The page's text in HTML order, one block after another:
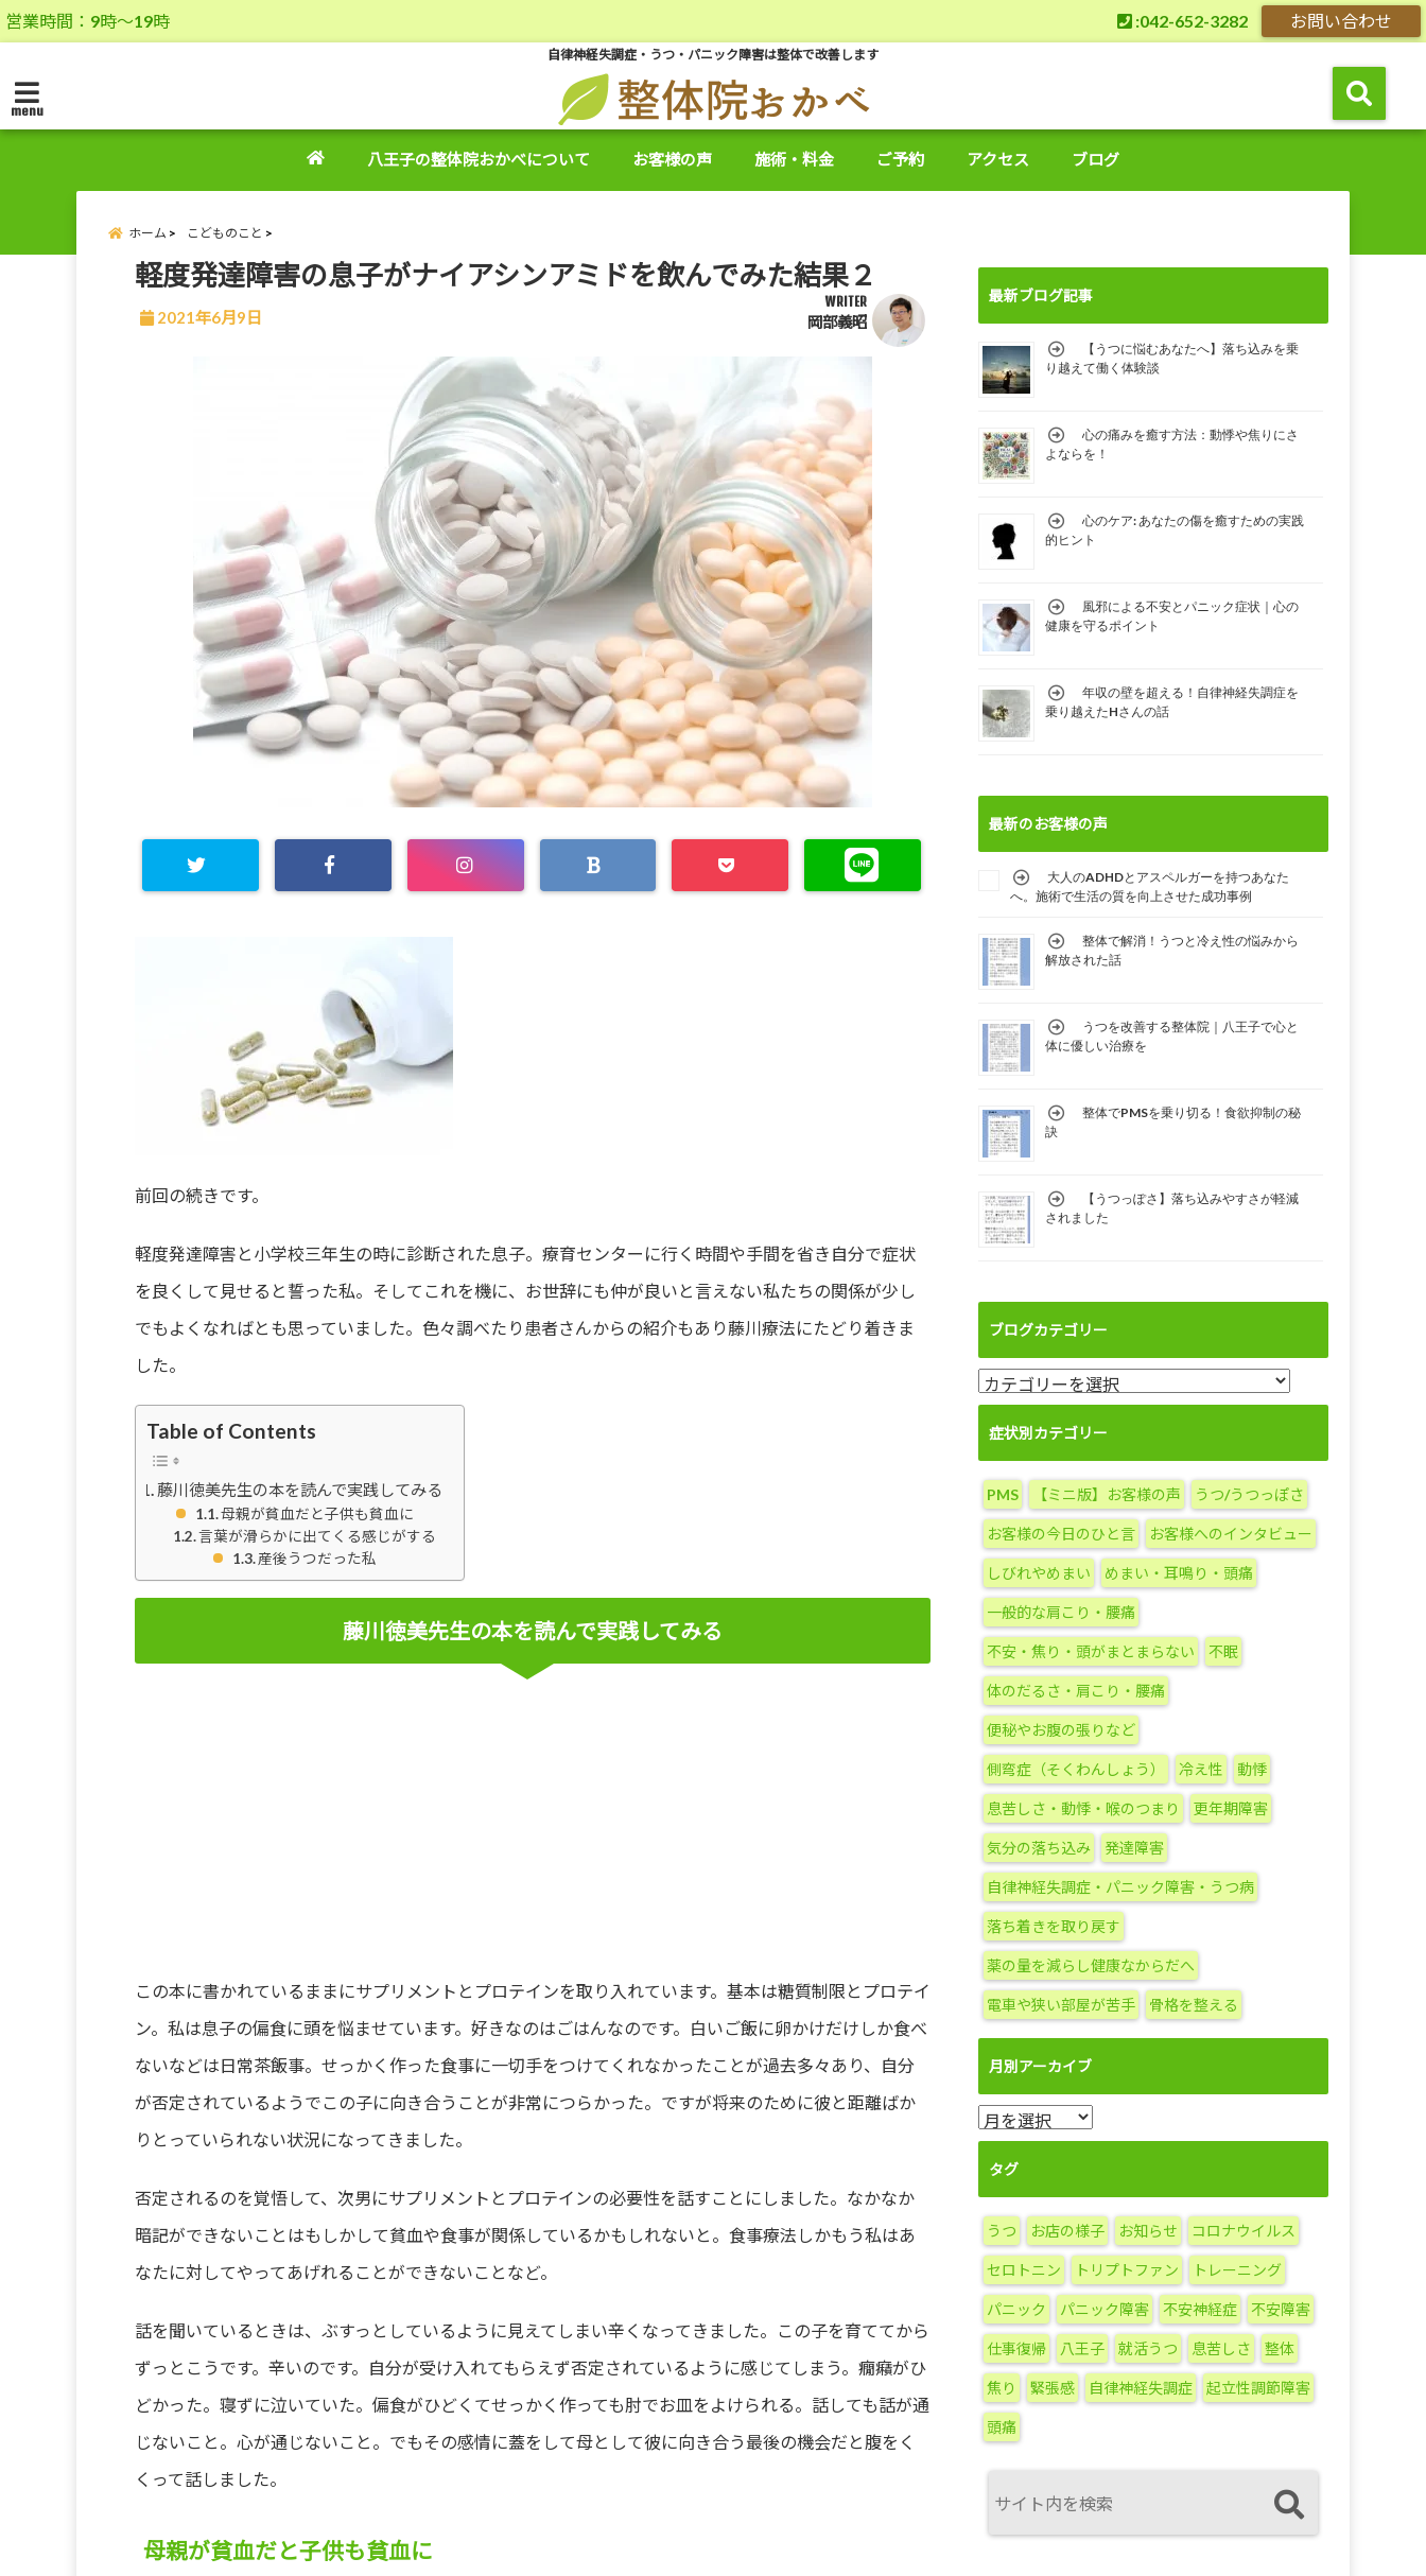
営業時間：9時～19時 お問い合わせ
:042-652-3282
自律神経失調症・うつ・パニック障害は整体で改善します
menu
八王子の整体院おかべについて お客様の声 施術・料金 ご予約 アクセス ブログ
ホーム こどものこと
軽度発達障害の息子がナイアシンアミドを飲んでみた結果２
2021年6月9日
WRITER
岡部義昭
前回の続きです。
軽度発達障害と小学校三年生の時に診断された息子。療育センターに行く時間や手間を省き自分で症状
を良くして見せると誓った私。そしてこれを機に、お世辞にも仲が良いと言えない私たちの関係が少し
でもよくなればとも思っていました。色々調べたり患者さんからの紹介もあり藤川療法にたどり着きま
した。
Table of Contents
藤川徳美先生の本を読んで実践してみる
母親が貧血だと子供も貧血に
言葉が滑らかに出てくる感じがする
産後うつだった私
藤川徳美先生の本を読んで実践してみる
この本に書かれているままにサプリメントとプロテインを取り入れています。基本は糖質制限とプロテイ
ン。私は息子の偏食に頭を悩ませています。好きなのはごはんなのです。白いご飯に卵かけだけしか食べ
ないなどは日常茶飯事。せっかく作った食事に一切手をつけてくれなかったことが過去多々あり、自分
が否定されているようでこの子に向き合うことが非常につらかった。ですが将来のために彼と距離ばか
りとっていられない状況になってきました。
否定されるのを覚悟して、次男にサプリメントとプロテインの必要性を話すことにしました。なかなか
暗記ができないことはもしかして貧血や食事が関係しているかもしれないと。食事療法しかもう私はあ
なたに対してやってあげれることができないことなど。
話を聞いているときは、ぶすっとしているように見えてしまい辛くなってきました。この子を育ててから
ずっとこうです。辛いのです。自分が受け入れてもらえず否定されているように感じてしまう。癇癪がひ
どかった。寝ずに泣いていた。偏食がひどくてせっかく作っても肘でお皿をよけられる。話しても話が通
じないこと。心が通じないこと。でもその感情に蓋をして母として彼に向き合う最後の機会だと腹をく
くって話しました。
母親が貧血だと子供も貧血に
最新ブログ記事
【うつに悩むあなたへ】落ち込みを乗
り越えて働く体験談
心の痛みを癒す方法：動悸や焦りにさ
よならを！
心のケア: あなたの傷を癒すための実践
的ヒント
風邪による不安とパニック症状｜心の
健康を守るポイント
年収の壁を超える！自律神経失調症を
乗り越えたHさんの話
最新のお客様の声
大人のADHDとアスペルガーを持つあなた
へ。施術で生活の質を向上させた成功事例
整体で解消！うつと冷え性の悩みから
解放された話
うつを改善する整体院｜八王子で心と
体に優しい治療を
整体でPMSを乗り切る！食欲抑制の秘
訣
【うつっぽさ】落ち込みやすさが軽減
されました
ブログカテゴリー
ブ
ロ
グ
カ
テ
ゴ
リ
ー
症状別カテゴリー
PMS 【ミニ版】お客様の声 うつ/うつっぽさ
お客様の今日のひと言 お客様へのインタビュー
しびれやめまい めまい・耳鳴り・頭痛
一般的な肩こり・腰痛
不安・焦り・頭がまとまらない 不眠
体のだるさ・肩こり・腰痛
便秘やお腹の張りなど
側弯症（そくわんしょう） 冷え性 動悸
息苦しさ・動悸・喉のつまり 更年期障害
気分の落ち込み 発達障害
自律神経失調症・パニック障害・うつ病
落ち着きを取り戻す
薬の量を減らし健康なからだへ
電車や狭い部屋が苦手 骨格を整える
月別アーカイブ
月
別
ア
ー
カ
イ
ブ
タグ
うつ お店の様子 お知らせ コロナウイルス
セロトニン トリプトファン トレーニング
パニック パニック障害 不安神経症 不安障害
仕事復帰 八王子 就活うつ 息苦しさ 整体
焦り 緊張感 自律神経失調症 起立性調節障害
頭痛